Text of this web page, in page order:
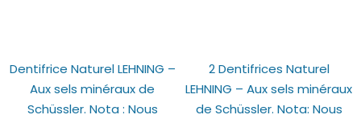
Dentifrice Naturel LEHNING –
Aux sels minéraux de
Schüssler. Nota : Nous
2 Dentifrices Naturel
LEHNING – Aux sels minéraux
de Schüssler. Nota: Nous